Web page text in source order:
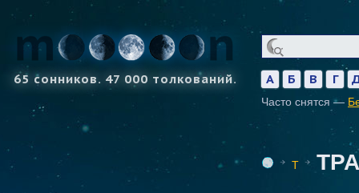
65 сонников. 47 000 толкований. А Б В Г
Часто снятся —
Т